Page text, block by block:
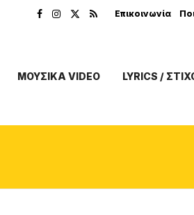
Επικοινωνία
ΜΟΥΣΙΚΑ VIDEO LYRICS /